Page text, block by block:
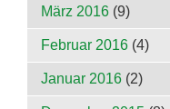
März 2016 (9)
Februar 2016 (4)
Januar 2016 (2)